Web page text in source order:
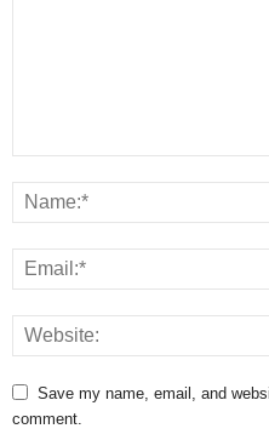
Save my name, email, and
comment.